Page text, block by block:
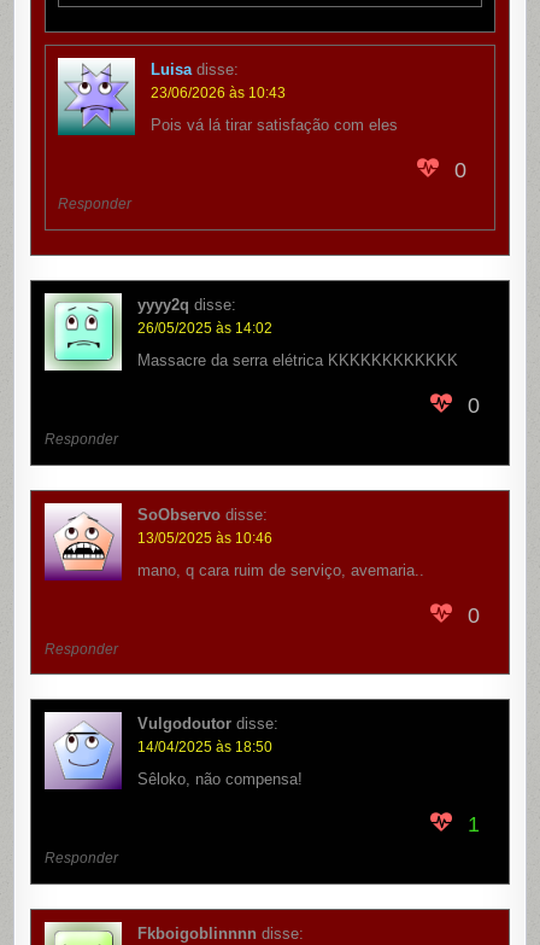
Luisa disse:
23/06/2026 às 10:43
Pois vá lá tirar satisfação com eles
0
Responder
yyyy2q disse:
26/05/2025 às 14:02
Massacre da serra elétrica KKKKKKKKKKKK
0
Responder
SoObservo disse:
13/05/2025 às 10:46
mano, q cara ruim de serviço, avemaria..
0
Responder
Vulgodoutor disse:
14/04/2025 às 18:50
Sêloko, não compensa!
1
Responder
Fkboigoblinnnn disse: